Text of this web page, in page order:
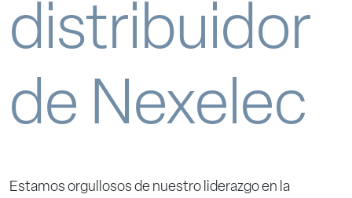
distribuidor
de Nexelec
Estamos orgullosos de nuestro liderazgo en la